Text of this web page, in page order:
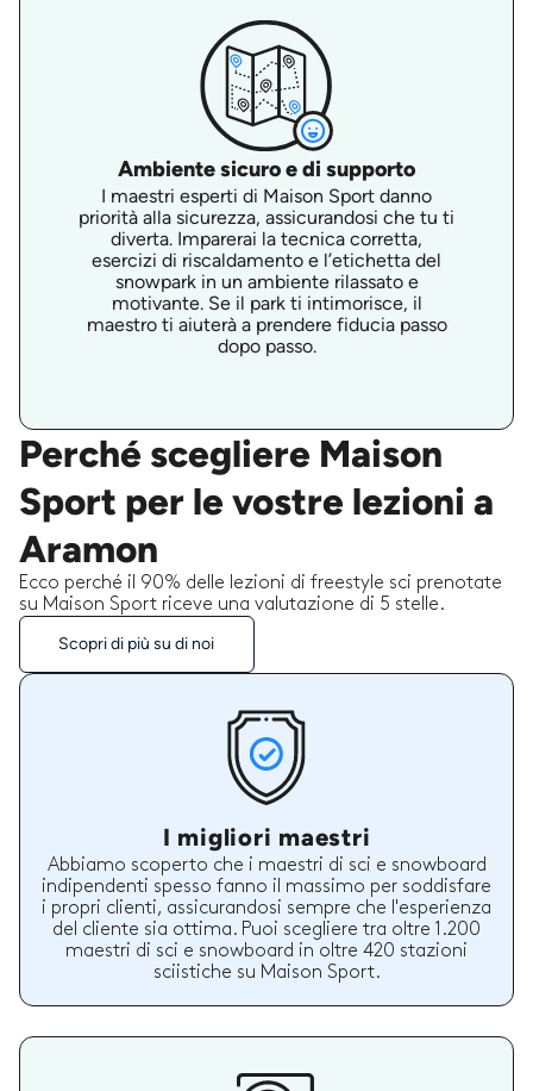
Ambiente sicuro e di supporto
I maestri esperti di Maison Sport danno
priorità alla sicurezza, assicurandosi che tu ti
diverta. Imparerai la tecnica corretta,
esercizi di riscaldamento e l’etichetta del
snowpark in un ambiente rilassato e
motivante. Se il park ti intimorisce, il
maestro ti aiuterà a prendere fiducia passo
dopo passo.
Perché scegliere Maison
Sport per le vostre lezioni a
Aramon
Ecco perché il 90% delle lezioni di freestyle sci prenotate
su Maison Sport riceve una valutazione di 5 stelle.
Scopri di più su di noi
I migliori maestri
Abbiamo scoperto che i maestri di sci e snowboard
indipendenti spesso fanno il massimo per soddisfare
i propri clienti, assicurandosi sempre che l'esperienza
del cliente sia ottima. Puoi scegliere tra oltre 1.200
maestri di sci e snowboard in oltre 420 stazioni
sciistiche su Maison Sport.